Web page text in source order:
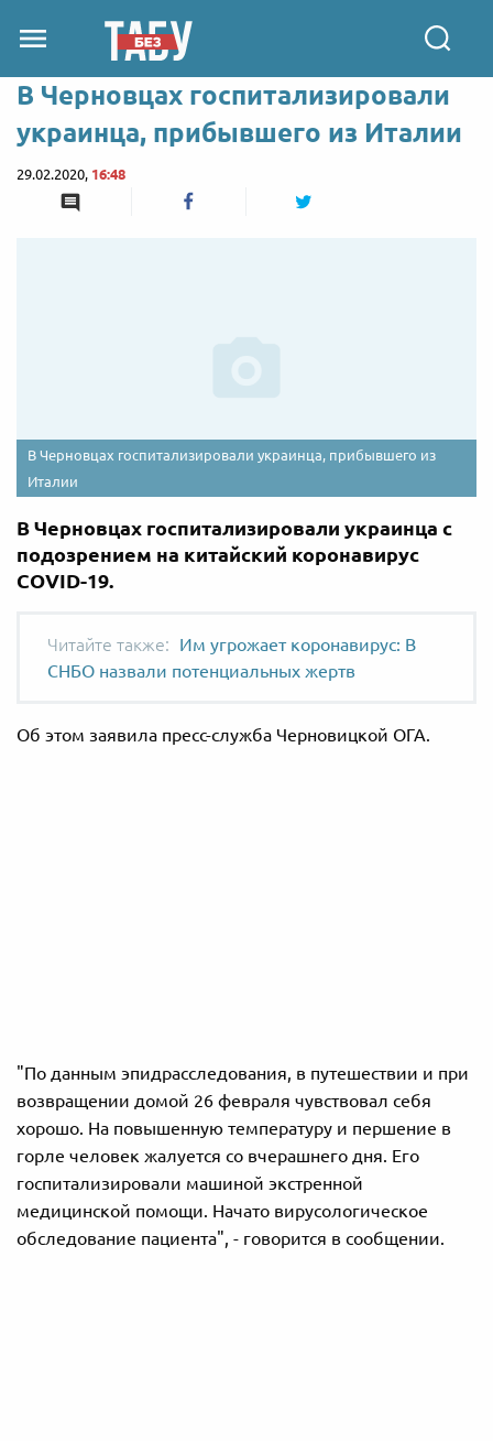
В Черновцах госпитализировали
украинца, прибывшего из Италии
29.02.2020, 16:48
В Черновцах госпитализировали украинца, прибывшего из
Италии
В Черновцах госпитализировали украинца с
подозрением на китайский коронавирус
COVID-19.
Им угрожает коронавирус: В
СНБО назвали потенциальных жертв
Об этом заявила пресс-служба Черновицкой ОГА.
"По данным эпидрасследования, в путешествии и при
возвращении домой 26 февраля чувствовал себя
хорошо. На повышенную температуру и першение в
горле человек жалуется cо вчерашнего дня. Его
госпитализировали машиной экстренной
медицинской помощи. Начато вирусологическое
обследование пациента", - говорится в сообщении.